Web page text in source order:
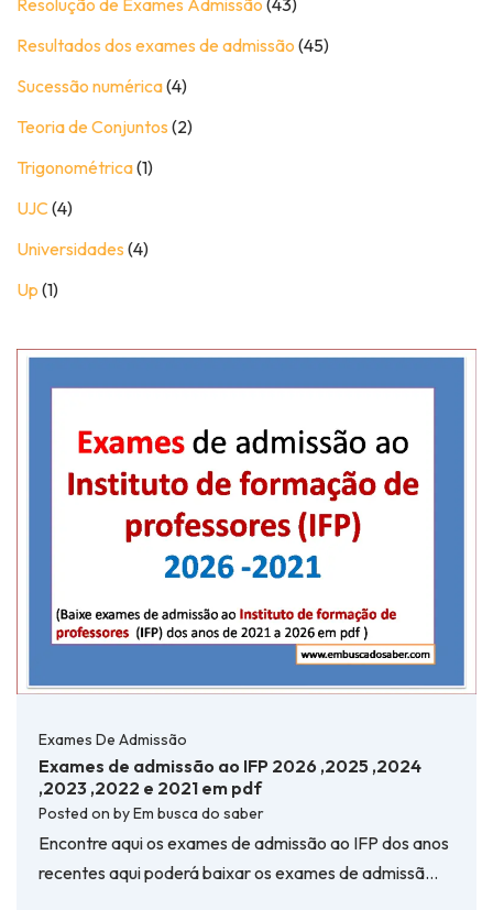
Resolução de Exames Admissão (43)
Resultados dos exames de admissão (45)
Sucessão numérica(4)
Teoria de Conjuntos (2)
Trigonométrica(1)
UJC (4)
Universidades (4)
Up (1)
Exames De Admissão
Exames de admissão ao IFP 2026 ,2025 ,2024
,2023 ,2022 e 2021 em pdf
Posted on byEm busca do saber
Encontre aqui os exames de admissão ao IFP dos anos
recentes aqui poderá baixar os exames de admissã…